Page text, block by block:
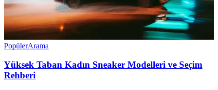
PopülerArama
Yüksek Taban Kadın Sneaker Modelleri ve Seçim
Rehberi